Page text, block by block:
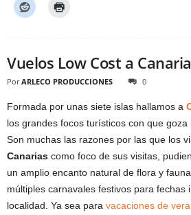
Vuelos Low Cost a
Por ARLECO PRODUCCIONES 0
Formada por unas siete islas hallamos a
los grandes focos turísticos con que
Son muchas las razones por las que los
Canarias como foco de sus visitas,
un amplio encanto natural de flora y
múltiples carnavales festivos para fechas
localidad. Ya sea para vacaciones de